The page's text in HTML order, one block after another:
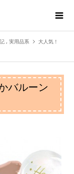
, 実用品系
大人気！
バルーン